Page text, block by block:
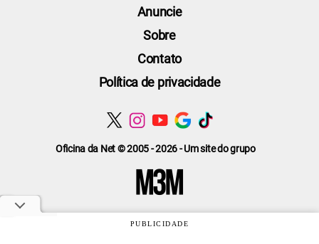
Oficina da Net © 2005 - 2026 - Um site do grupo
Anuncie
Sobre
Contato
Política de privacidade
PUBLICIDADE